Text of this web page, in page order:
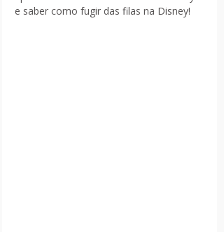
e saber como fugir das filas na Disney!